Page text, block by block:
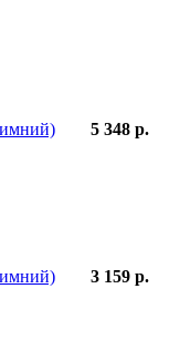
5 348 р.
3 159 р.